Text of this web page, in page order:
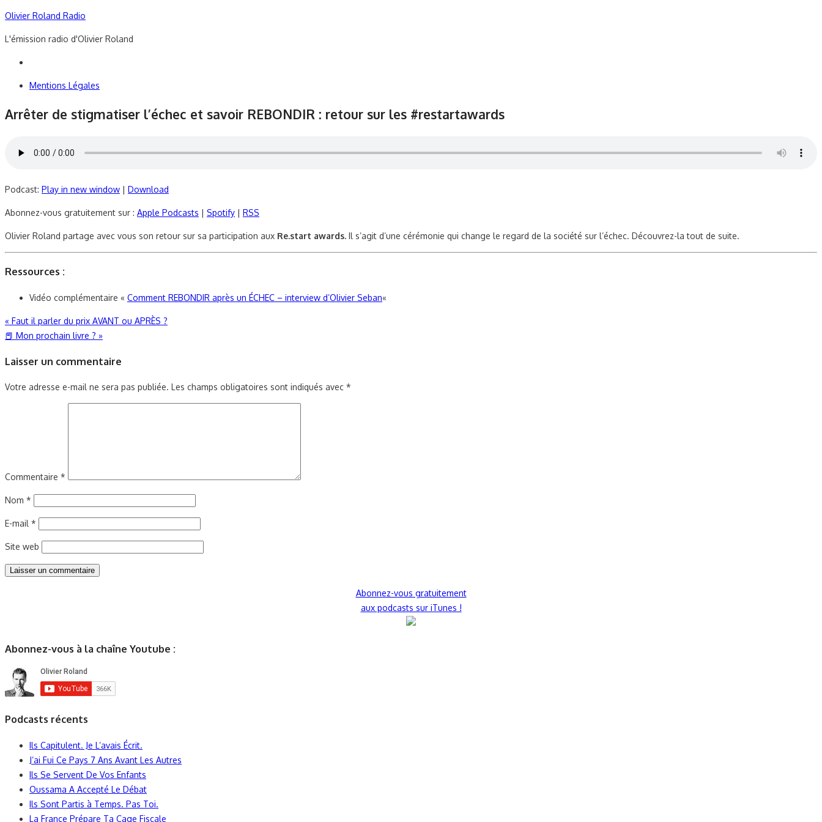
Skip
content
Olivier Roland Radio
L'émission radio d'Olivier Roland
Mentions Légales
Arrêter de stigmatiser l’échec et savoir REBONDIR : retour sur les #restartawards
Podcast: Play in new window | Download
Abonnez-vous gratuitement sur : Apple Podcasts | Spotify | RSS
Olivier Roland partage avec vous son retour sur sa participation aux Re.start awards. Il s’agit d’une cérémonie qui change le regard de la société sur l’échec. Découvrez-la tout de suite.
Ressources :
Vidéo complémentaire « Comment REBONDIR après un ÉCHEC – interview d’Olivier Seban«
Navigation
de
l’article
« Faut il parler du prix AVANT ou APRÈS ?
📕 Mon prochain livre ? »
Laisser un commentaire
Votre adresse e-mail ne sera pas publiée. Les champs obligatoires sont indiqués avec *
Commentaire *
Nom *
E-mail *
Site web
Abonnez-vous gratuitement
aux podcasts sur iTunes !
Abonnez-vous à la chaîne Youtube :
Podcasts récents
Ils Capitulent. Je L’avais Écrit.
J’ai Fui Ce Pays 7 Ans Avant Les Autres
Ils Se Servent De Vos Enfants
Oussama A Accepté Le Débat
Ils Sont Partis à Temps. Pas Toi.
La France Prépare Ta Cage Fiscale